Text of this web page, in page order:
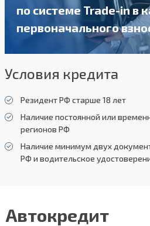
по системе Trade-in в
первоначального
Условия кредита
Резидент РФ старше 18 лет
Наличие постоянной или
регионов РФ
Наличие минимум двух
РФ и водительское
Автокредит